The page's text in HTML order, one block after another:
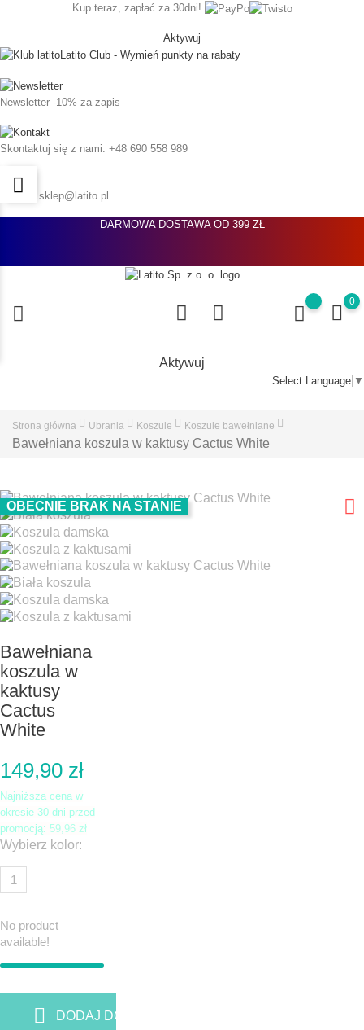
Kup teraz, zapłać za 30dni!
Aktywuj
Latito Club - Wymień punkty na rabaty
Newsletter -10% za zapis
Skontaktuj się z nami: +48 690 558 989
Napisz: sklep@latito.pl
DARMOWA DOSTAWA OD 399 ZŁ
0
Aktywuj
Select Language ▼
Strona główna Ubrania Koszule Koszule bawełniane
Bawełniana koszula w kaktusy Cactus White
OBECNIE BRAK NA STANIE
Bawełniana
koszula w
kaktusy
Cactus
White
149,90 zł
Najniższa cena w
okresie 30 dni przed
promocją: 59,96 zł
Wybierz kolor:
No product
available!
DODAJ DO KOSZYKA